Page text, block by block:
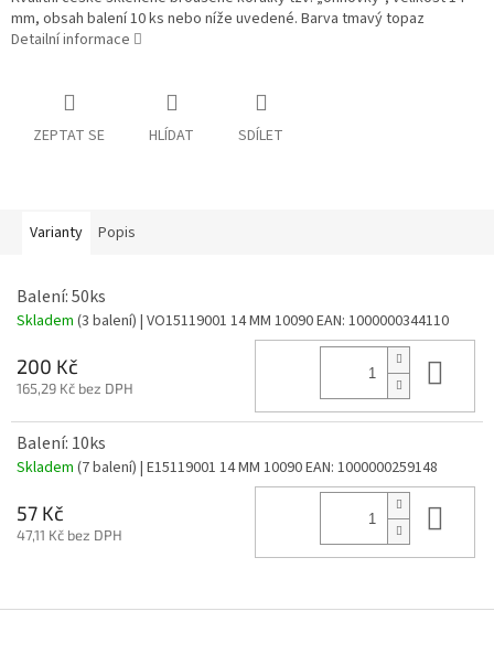
mm, obsah balení 10 ks nebo níže uvedené. Barva tmavý topaz
Detailní informace
ZEPTAT SE HLÍDAT SDÍLET
Varianty Popis
Balení: 50ks
Skladem (3 balení) | VO15119001 14 MM 10090EAN: 1000000344110
200 Kč
165,29 Kč bez DPH
Balení: 10ks
Skladem (7 balení) | E15119001 14 MM 10090EAN: 1000000259148
57 Kč
47,11 Kč bez DPH